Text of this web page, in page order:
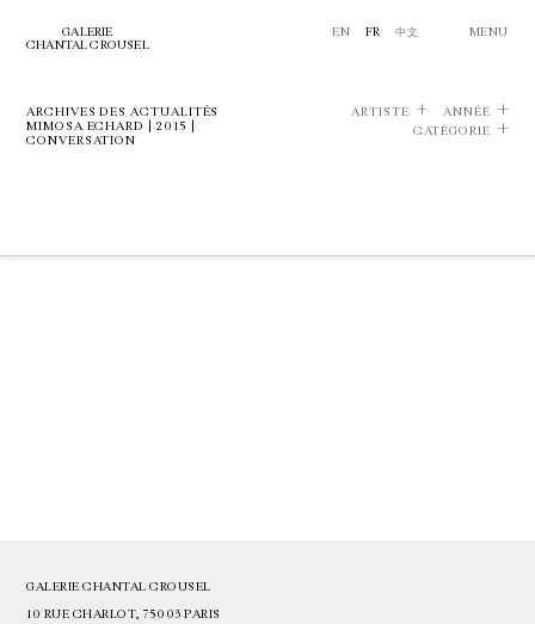
GALERIE
CHANTAL CROUSEL
EN FR 中文 MENU
ARCHIVES DES ACTUALITÉS
MIMOSA ECHARD | 2015 |
CONVERSATION
ARTISTE
ANNÉE
CATÉGORIE
GALERIE CHANTAL CROUSEL
10 RUE CHARLOT, 75003 PARIS